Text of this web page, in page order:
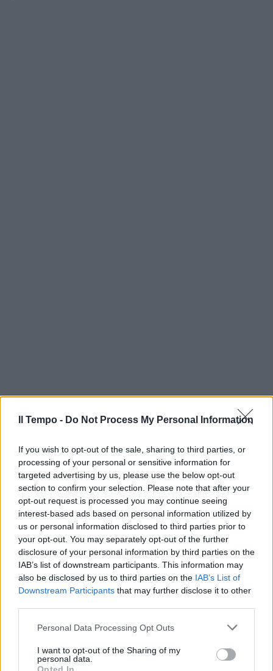
Il Tempo - Do Not Process My Personal Information
If you wish to opt-out of the sale, sharing to third parties, or
processing of your personal or sensitive information for
targeted advertising by us, please use the below opt-out
section to confirm your selection. Please note that after your
opt-out request is processed you may continue seeing
interest-based ads based on personal information utilized by
us or personal information disclosed to third parties prior to
your opt-out. You may separately opt-out of the further
disclosure of your personal information by third parties on the
IAB’s list of downstream participants. This information may
also be disclosed by us to third parties on the IAB’s List of
Downstream Participants that may further disclose it to other
Personal Data Processing Opt Outs
I want to opt-out of the Sharing of my
personal data.